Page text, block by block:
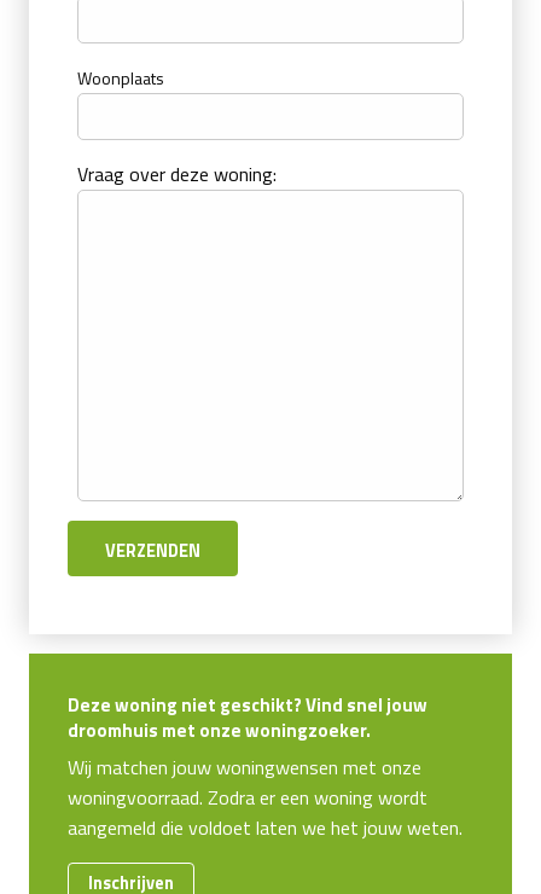
Woonplaats
Vraag over deze woning:
Deze woning niet geschikt? Vind snel jouw
droomhuis met onze woningzoeker.
Wij matchen jouw woningwensen met onze
woningvoorraad. Zodra er een woning wordt
aangemeld die voldoet laten we het jouw weten.
Inschrijven